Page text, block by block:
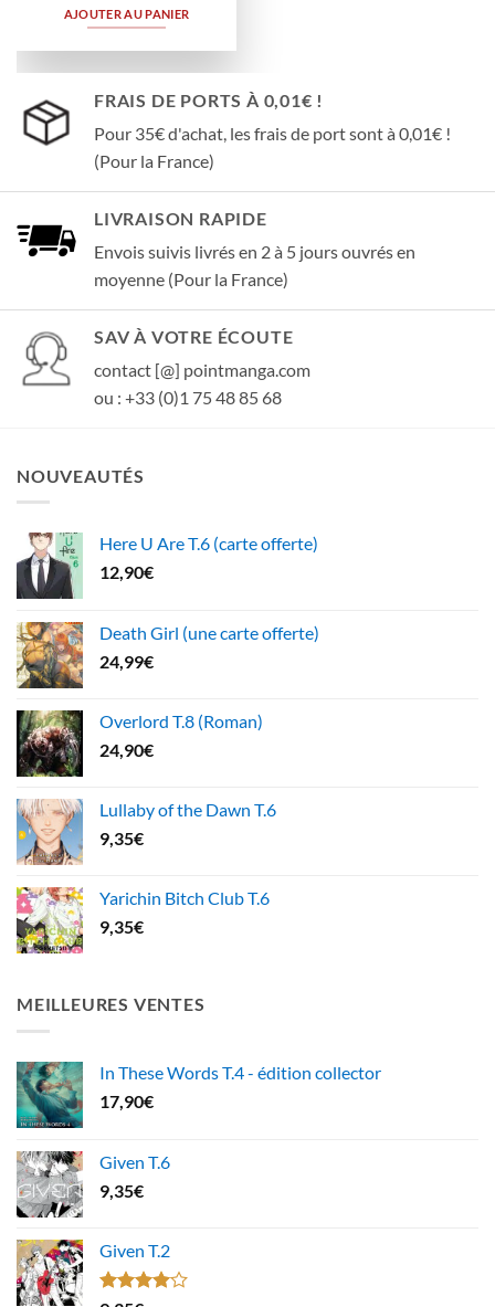
AJOUTER AU PANIER
FRAIS DE PORTS À 0,01€ !
Pour 35€ d'achat, les frais de port sont à 0,01€ !
(Pour la France)
LIVRAISON RAPIDE
Envois suivis livrés en 2 à 5 jours ouvrés en
moyenne (Pour la France)
SAV À VOTRE ÉCOUTE
contact [@] pointmanga.com
ou : +33 (0)1 75 48 85 68
NOUVEAUTÉS
Here U Are T.6 (carte offerte)
12,90€
Death Girl (une carte offerte)
24,99€
Overlord T.8 (Roman)
24,90€
Lullaby of the Dawn T.6
9,35€
Yarichin Bitch Club T.6
9,35€
MEILLEURES VENTES
In These Words T.4 - édition collector
17,90€
Given T.6
9,35€
Given T.2